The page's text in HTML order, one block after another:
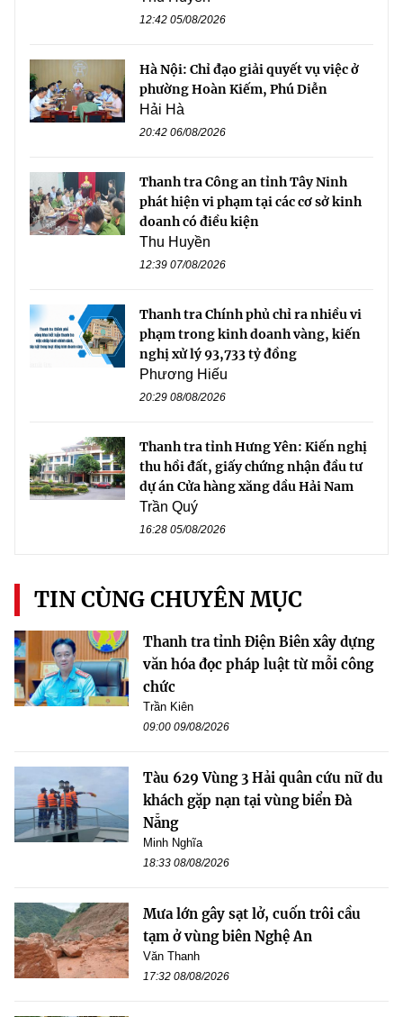
12:42 05/08/2026
Hà Nội: Chỉ đạo giải quyết vụ việc ở
phường Hoàn Kiếm, Phú Diễn
Hải Hà
20:42 06/08/2026
Thanh tra Công an tỉnh Tây Ninh
phát hiện vi phạm tại các cơ sở kinh
doanh có điều kiện
Thu Huyền
12:39 07/08/2026
Thanh tra Chính phủ chỉ ra nhiều vi
phạm trong kinh doanh vàng, kiến
nghị xử lý 93,733 tỷ đồng
Phương Hiếu
20:29 08/08/2026
Thanh tra tỉnh Hưng Yên: Kiến nghị
thu hồi đất, giấy chứng nhận đầu tư
dự án Cửa hàng xăng dầu Hải Nam
Trần Quý
16:28 05/08/2026
TIN CÙNG CHUYÊN MỤC
Thanh tra tỉnh Điện Biên xây dựng
văn hóa đọc pháp luật từ mỗi công
chức
Trần Kiên
09:00 09/08/2026
Tàu 629 Vùng 3 Hải quân cứu nữ du
khách gặp nạn tại vùng biển Đà
Nẵng
Minh Nghĩa
18:33 08/08/2026
Mưa lớn gây sạt lở, cuốn trôi cầu
tạm ở vùng biên Nghệ An
Văn Thanh
17:32 08/08/2026